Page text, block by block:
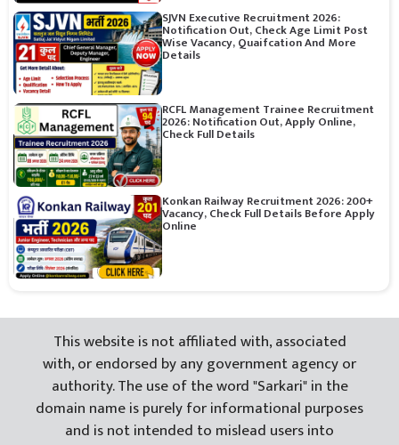
SJVN Executive Recruitment 2026:
Notification Out, Check Age Limit Post
Wise Vacancy, Quaifcation And More
Details
RCFL Management Trainee Recruitment
2026: Notification Out, Apply Online,
Check Full Details
Konkan Railway Recruitment 2026: 200+
Vacancy, Check Full Details Before Apply
Online
This website is not affiliated with, associated
with, or endorsed by any government agency or
authority. The use of the word "Sarkari" in the
domain name is purely for informational purposes
and is not intended to mislead users into